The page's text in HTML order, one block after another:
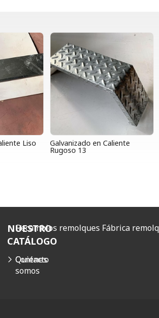
Liso Galvanizado en Caliente
Rugoso 13
NUESTRO
CATÁLOGO
Quiénes
somos
Contacto
Recambios remolques Fábrica